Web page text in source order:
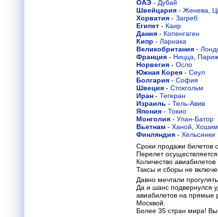
ОАЭ - Дубай
Швейцария - Женева
Хорватия - Загреб
Египет - Каир
Дания - Копенгаген
Кипр - Ларнака
Великобритания -
Франция - Ницца
Париж
Норвегия - Осло
Южная Корея - Сеул
Болгария - София
Швеция - Стокгольм
Иран - Тегеран
Израиль - Тель-Авив
Япония - Токио
Монголия - Улан-Батор
Вьетнам - Ханой
Финляндия - Хельсинки
Сроки продажи билетов
Перелет
Количество
Таксы и сборы не
Давно мечтали
Да и шанс подвернулся
авиабилетов на
Москвой.
Более 35 стран мира! Вы